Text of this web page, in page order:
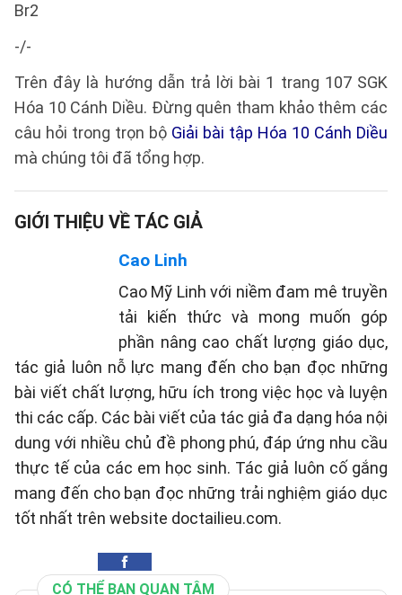
Br2
-/-
Trên đây là hướng dẫn trả lời bài 1 trang 107 SGK
Hóa 10 Cánh Diều. Đừng quên tham khảo thêm các
câu hỏi trong trọn bộ Giải bài tập Hóa 10 Cánh Diều
mà chúng tôi đã tổng hợp.
GIỚI THIỆU VỀ TÁC GIẢ
Cao Linh
Cao Mỹ Linh với niềm đam mê truyền
tải kiến thức và mong muốn góp
phần nâng cao chất lượng giáo dục,
tác giả luôn nỗ lực mang đến cho bạn đọc những
bài viết chất lượng, hữu ích trong việc học và luyện
thi các cấp. Các bài viết của tác giả đa dạng hóa nội
dung với nhiều chủ đề phong phú, đáp ứng nhu cầu
thực tế của các em học sinh. Tác giả luôn cố gắng
mang đến cho bạn đọc những trải nghiệm giáo dục
tốt nhất trên website doctailieu.com.
CÓ THỂ BẠN QUAN TÂM